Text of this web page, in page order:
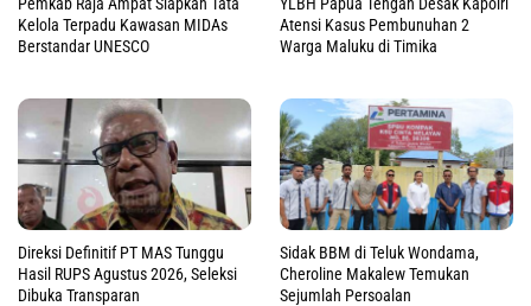
Kelola Terpadu Kawasan MIDAs
Berstandar UNESCO
Atensi Kasus Pembunuhan 2
Warga Maluku di Timika
Direksi Definitif PT MAS Tunggu
Hasil RUPS Agustus 2026, Seleksi
Dibuka Transparan
Sidak BBM di Teluk Wondama,
Cheroline Makalew Temukan
Sejumlah Persoalan